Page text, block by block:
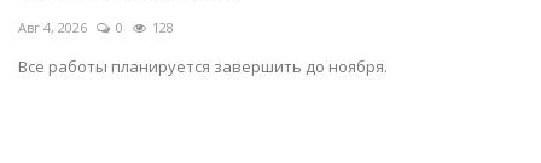
Авг 4, 2026 0 128
Все работы планируется завершить до ноября.